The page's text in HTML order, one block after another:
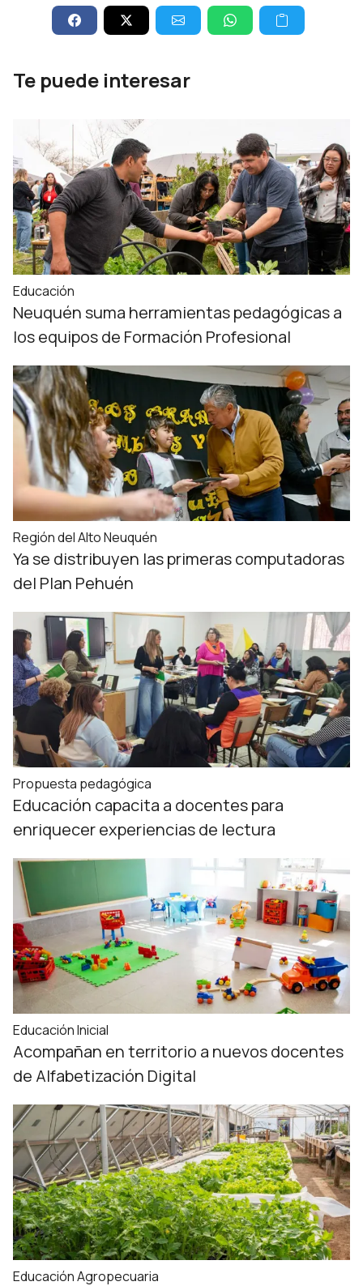
Te puede interesar
Educación
Neuquén suma herramientas pedagógicas a
los equipos de Formación Profesional
Región del Alto Neuquén
Ya se distribuyen las primeras computadoras
del Plan Pehuén
Propuesta pedagógica
Educación capacita a docentes para
enriquecer experiencias de lectura
Educación Inicial
Acompañan en territorio a nuevos docentes
de Alfabetización Digital
Educación Agropecuaria